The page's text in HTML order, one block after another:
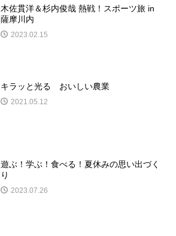
木佐貫洋＆杉内俊哉 熱戦！スポーツ旅 in
薩摩川内
2023.02.15
キラッと光る おいしい農業
2021.05.12
遊ぶ！学ぶ！食べる！夏休みの思い出づく
り
2023.07.26